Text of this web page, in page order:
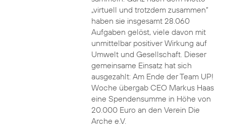
„virtuell und trotzdem zusammen“
haben sie insgesamt 28.060
Aufgaben gelöst, viele davon mit
unmittelbar positiver Wirkung auf
Umwelt und Gesellschaft. Dieser
gemeinsame Einsatz hat sich
ausgezahlt: Am Ende der Team UP!
Woche übergab CEO Markus Haas
eine Spendensumme in Höhe von
20.000 Euro an den Verein Die
Arche e.V.